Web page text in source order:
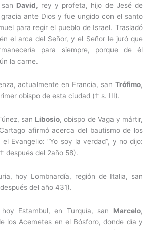
David, rey y profeta, hijo de Jesé de
ante Dios y fue ungido con el santo
para regir el pueblo de Israel. Trasladó
el arca del Señor, y el Señor le juró que
para siempre, porque de él
la carne.
actualmente en Francia, san Trófimo,
obispo de esta ciudad († s. III).
san Libosio, obispo de Vaga y mártir,
afirmó acerca del bautismo de los
el Evangelio: “Yo soy la verdad”, y no dijo:
después del 2año 58).
hoy Lombnardía, región de Italia, san
del año 431).
Estambul, en Turquía, san Marcelo,
los Acemetes en el Bósforo, donde día y